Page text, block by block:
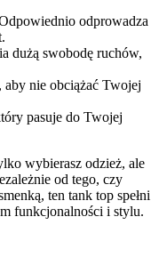
odprowadza
dużą swobodę ruchów,
nie obciążać Twojej
pasuje do Twojej
wybierasz odzież, ale
od tego, czy
ten tank top spełni
funkcjonalności i stylu.